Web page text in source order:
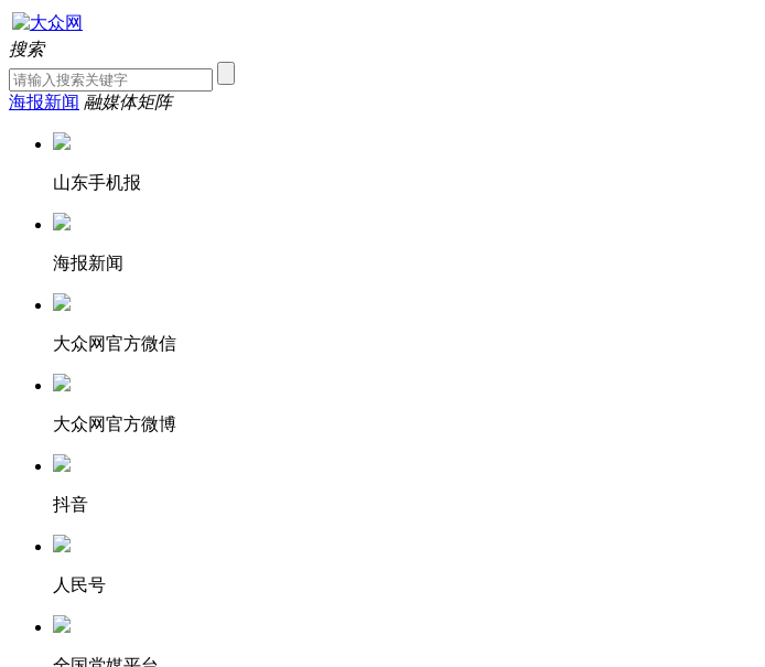
搜索
海报新闻 融媒体矩阵
山东手机报
海报新闻
大众网官方微信
大众网官方微博
抖音
人民号